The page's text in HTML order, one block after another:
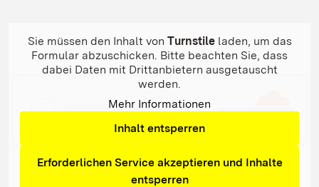
Sie müssen den Inhalt von Turnstileladen, um das
Formular abzuschicken. Bitte beachten Sie, dass
dabei Daten mit Drittanbietern ausgetauscht
werden.
Mehr Informationen
Inhalt entsperren
Erforderlichen Service akzeptieren und Inhalte
entsperren